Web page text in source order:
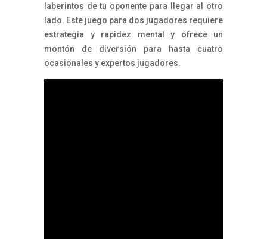
laberintos de tu oponente para llegar al otro
lado. Este juego para dos jugadores requiere
estrategia y rapidez mental y ofrece un
montón de diversión para hasta cuatro
ocasionales y expertos jugadores.